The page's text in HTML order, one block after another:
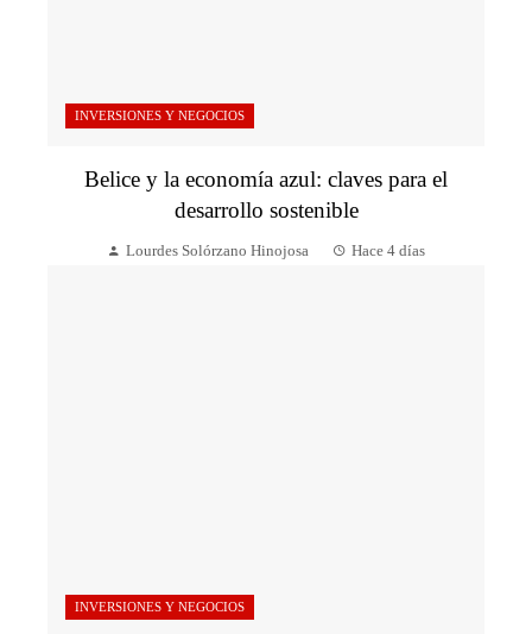
INVERSIONES Y NEGOCIOS
Belice y la economía azul: claves para el
desarrollo sostenible
Lourdes Solórzano Hinojosa Hace 4 días
INVERSIONES Y NEGOCIOS